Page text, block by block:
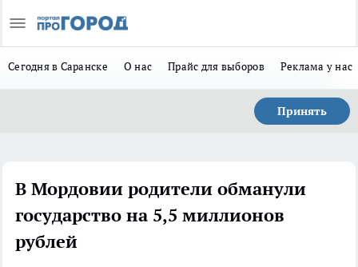
Сегодня в Саранске О нас Прайс для выборов Реклама у нас
Принять
В Мордовии родители обманули
государство на 5,5 миллионов
рублей